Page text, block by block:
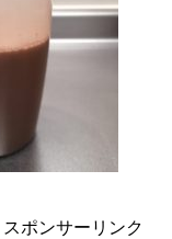
スポンサーリンク